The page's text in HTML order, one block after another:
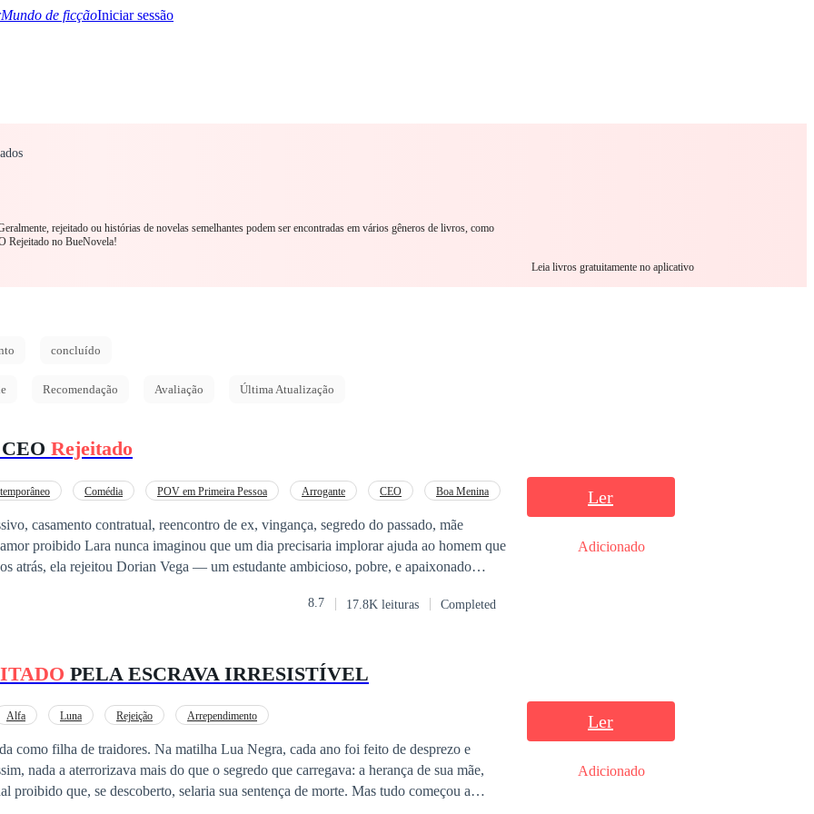
Mundo de ficçãoIniciar sessão
rejeitado ou histórias de novelas semelhantes podem ser encontradas em vários gêneros de livros, como
Rejeitado no BueNovela!
Leia livros gratuitamente no aplicativo
concluído
Recomendação Avaliação Última Atualização
Rejeitado
Comédia POV em Primeira Pessoa Arrogante CEO
Boa Menina
casamento contratual, reencontro de ex, vingança, segredo do passado, mãe
precisaria implorar ajuda ao homem que
ela é obrigada a aceitar a proposta que Dorian coloca sobre a mesa: 🔒 Um
Lara Livro 2: Protagonistas David e Catarina Livro 3: Protagonistas Benjamin e Alexis.
8.7 17.8K leituras Completed
Ler
Adicionado
PELA ESCRAVA IRRESISTÍVEL
Alfa Luna Rejeição Arrependimento
como filha de traidores. Na matilha Lua Negra, cada ano foi feito de desprezo e
nada a aterrorizava mais do que o segredo que carregava: a herança de sua mãe,
proibido que, se descoberto, selaria sua sentença de morte. Mas tudo começou a
Ler
Adicionado